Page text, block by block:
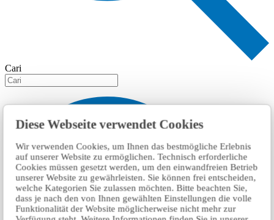
Diese Webseite verwendet Cookies
Wir verwenden Cookies, um Ihnen das bestmögliche Erlebnis
auf unserer Website zu ermöglichen. Technisch erforderliche
Cookies müssen gesetzt werden, um den einwandfreien Betrieb
unserer Website zu gewährleisten. Sie können frei entscheiden,
welche Kategorien Sie zulassen möchten. Bitte beachten Sie,
dass je nach den von Ihnen gewählten Einstellungen die volle
Funktionalität der Website möglicherweise nicht mehr zur
Cari